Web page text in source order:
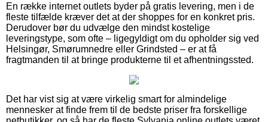
En række internet outlets byder på gratis levering, men i de
fleste tilfælde kræver det at der shoppes for en konkret pris.
Derudover bør du udvælge den mindst kostelige
leveringstype, som ofte – ligegyldigt om du opholder sig ved
Helsingør, Smørumnedre eller Grindsted – er at få
fragtmanden til at bringe produkterne til et afhentningssted.
Det har vist sig at være virkelig smart for almindelige
mennesker at finde frem til de bedste priser fra forskellige